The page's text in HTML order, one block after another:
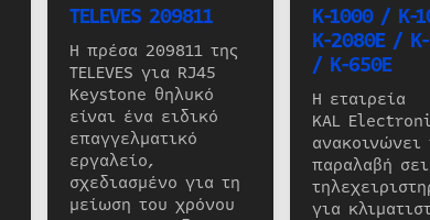
TELEVES 209811
Η πρέσα 209811 της
TELEVES για RJ45
Keystone θηλυκό
είναι ένα ειδικό
επαγγελματικό
εργαλείο,
σχεδιασμένο για τη
μείωση του χρόνου
K-1000 / K-
K-2080E /
/ K-650E
Η εταιρεία
KAL
ανακοινώνει
παραλαβή
για